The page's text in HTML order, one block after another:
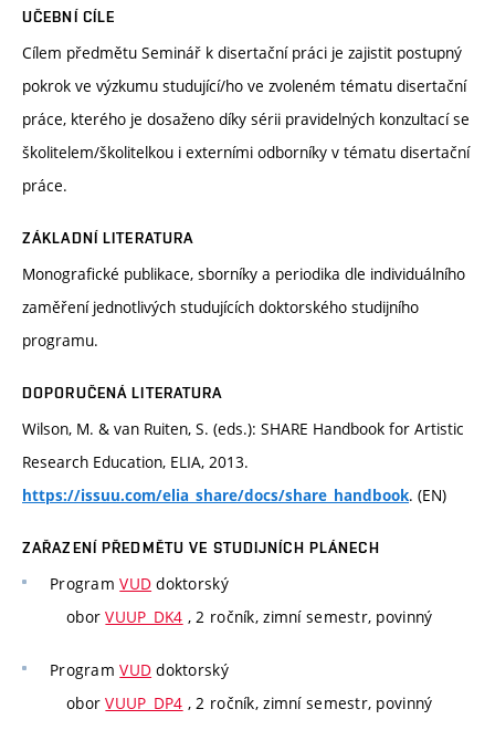
UČEBNÍ CÍLE
Cílem předmětu Seminář k disertační práci je zajistit postupný
pokrok ve výzkumu studující/ho ve zvoleném tématu disertační
práce, kterého je dosaženo díky sérii pravidelných konzultací se
školitelem/školitelkou i externími odborníky v tématu disertační
práce.
ZÁKLADNÍ LITERATURA
Monografické publikace, sborníky a periodika dle individuálního
zaměření jednotlivých studujících doktorského studijního
programu.
DOPORUČENÁ LITERATURA
Wilson, M. & van Ruiten, S. (eds.): SHARE Handbook for Artistic
Research Education, ELIA, 2013.
https://issuu.com/elia_share/docs/share_handbook. (EN)
ZAŘAZENÍ PŘEDMĚTU VE STUDIJNÍCH PLÁNECH
ProgramVUD doktorský
oborVUUP_DK4 , 2 ročník, zimní semestr, povinný
ProgramVUD doktorský
oborVUUP_DP4 , 2 ročník, zimní semestr, povinný